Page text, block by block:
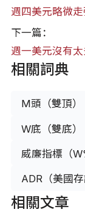
週四美元略微
下一篇：
週一美元沒有
相關詞典
M頭（雙頂）
W底（雙底）
威廉指標（
ADR（美國存
相關文章